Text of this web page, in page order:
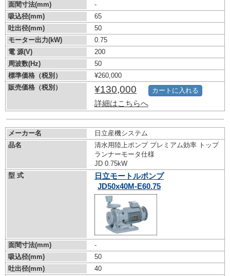
面間寸法(mm)
-
吸込径(mm)
65
吐出径(mm)
50
モーター出力(kW)
0.75
電 源(V)
200
周波数(Hz)
50
標準価格（税別）
¥260,000
販売価格（税別）
¥130,000
詳細はこちらへ
カートに入れる
メーカー名
日立産機システム
品名
清水用陸上ポンプ プレミアム効率 トップ
ランナーモータ仕様
JD 0.75kW
型 式
日立モートルポンプ
JD50x40M-E60.75
面間寸法(mm)
-
吸込径(mm)
50
吐出径(mm)
40